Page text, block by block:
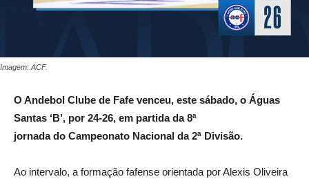
Imagem: ACF.
O Andebol Clube de Fafe venceu, este sábado, o Águas
Santas ‘B’, por 24-26, em partida da 8ª
jornadado Campeonato Nacional da 2ª Divisão.
Ao intervalo, a formação fafense orientada por Alexis Oliveira